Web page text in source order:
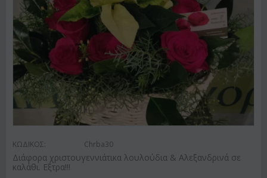
ΚΩΔΙΚΟΣ: Chrba30
Διάφορα χριστουγεννιάτικα λουλούδια & Αλεξανδρινά σε
καλάθι. Εξτρα!!!